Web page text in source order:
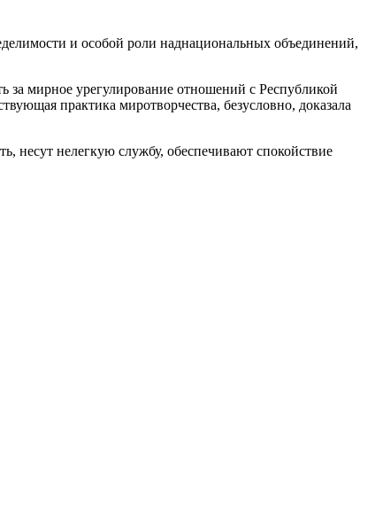
и особой роли наднациональных объединений,
за мирное урегулирование отношений с Республикой
практика миротворчества, безусловно, доказала
несут нелегкую службу, обеспечивают спокойствие